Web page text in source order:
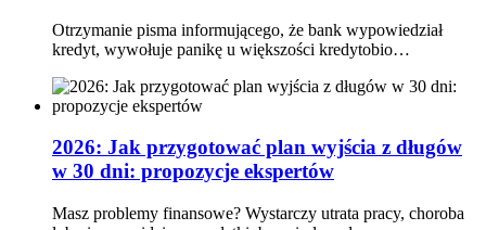
Otrzymanie pisma informującego, że bank wypowiedział
kredyt, wywołuje panikę u większości kredytobio…
2026: Jak przygotować plan wyjścia z długów
w 30 dni: propozycje ekspertów
Masz problemy finansowe? Wystarczy utrata pracy, choroba